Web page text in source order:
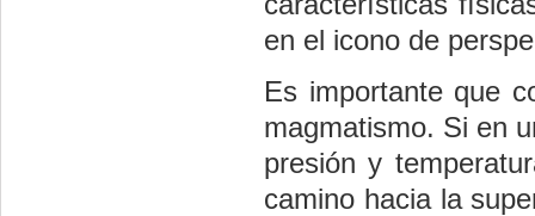
en el icono de
Es importante que
magmatismo. Si en
presión y
camino hacia la